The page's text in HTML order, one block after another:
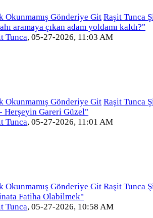
Raşit Tunca
aramaya çıkan adam yoldamı kaldı?"
Tunca, 05-27-2026, 11:03 AM
Raşit Tunca
Herşeyin Gareri Güzel"
Tunca, 05-27-2026, 11:01 AM
Raşit Tunca
Fatiha Olabilmek"
Tunca, 05-27-2026, 10:58 AM